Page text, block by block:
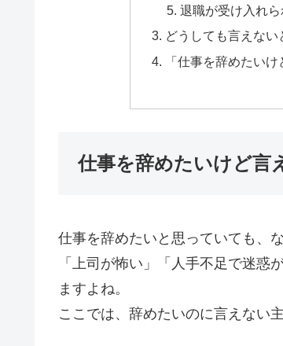
退職が受け入れ
どうしても言えな
「仕事を辞めたい
仕事を辞めたいけど言
仕事を辞めたいと思っていても、
「上司が怖い」「人手不足で迷惑
ますよね。
ここでは、辞めたいのに言えない